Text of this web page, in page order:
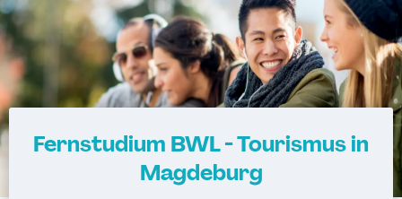
Fernstudium BWL - Tourismus in
Magdeburg